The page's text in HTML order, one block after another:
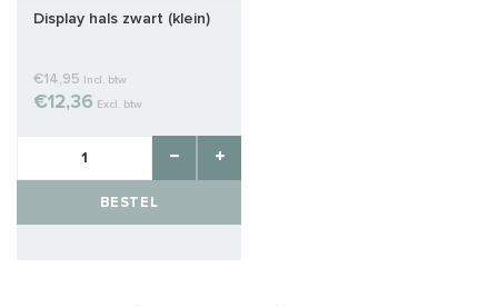
Display hals zwart (klein)
€14,95 Incl. btw
€12,36 Excl. btw
BESTEL